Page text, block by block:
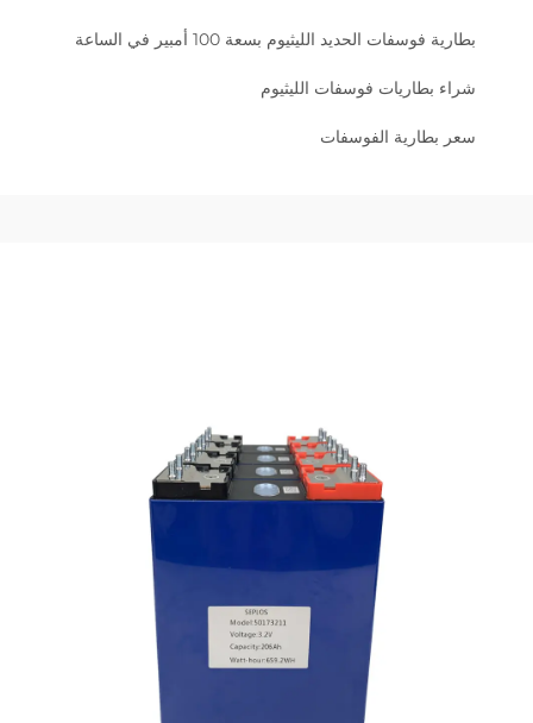
بطارية فوسفات الحديد الليثيوم بسعة 100 أمبير في الساعة
شراء بطاريات فوسفات الليثيوم
سعر بطارية الفوسفات